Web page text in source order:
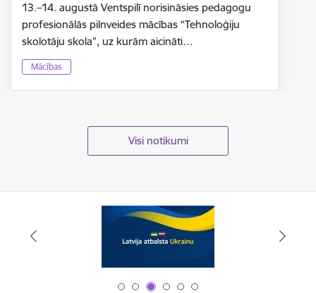
13.–14. augustā Ventspilī norisināsies pedagogu
profesionālās pilnveides mācības “Tehnoloģiju
skolotāju skola”, uz kurām aicināti…
Mācības
Visi notikumi